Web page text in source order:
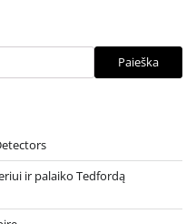
Paieška
ir palaiko Tedfordą